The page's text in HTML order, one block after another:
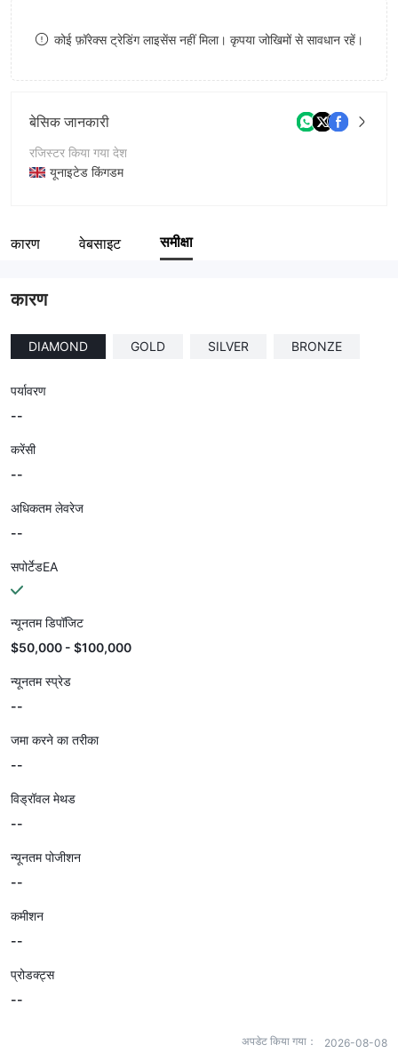
8 कोई फ़ॉरेक्स ट्रेडिंग लाइसेंस नहीं मिला। कृपया जोखिमों से सावधान रहें।
बेसिक जानकारी
रजिस्टर किया गया देश
यूनाइटेड किंगडम
कंपनी का नाम
कारण वेबसाइट समीक्षा
कारण
DIAMOND GOLD SILVER BRONZE
पर्यावरण
--
करेंसी
--
अधिकतम लेवरेज
--
सपोर्टेडEA
न्यूनतम डिपॉजिट
$50,000 - $100,000
न्यूनतम स्प्रेड
--
जमा करने का तरीका
--
विड्रॉवल मेथड
--
न्यूनतम पोजीशन
--
कमीशन
--
प्रोडक्ट्स
--
अपडेट किया गया： 2026-08-08